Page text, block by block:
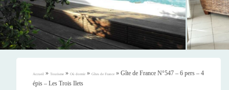
Accueil » Tourisme » Où dormir » Gîtes de France » Gîte de France N°547 – 6 pers – 4
épis – Les Trois Ilets